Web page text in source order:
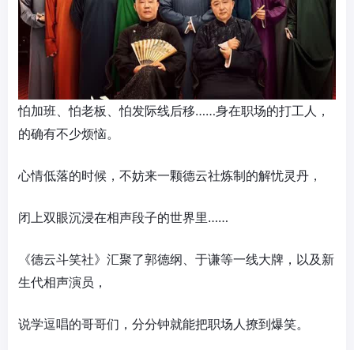
怕加班、怕老板、怕发际线后移……身在职场的打工人，
的确有不少烦恼。
心情低落的时候，不妨来一颗德云社炼制的解忧灵丹，
闭上双眼沉浸在相声段子的世界里……
《德云斗笑社》汇聚了郭德纲、于谦等一线大牌，以及新
生代相声演员，
说学逗唱的哥哥们，分分钟就能把职场人撩到爆笑。